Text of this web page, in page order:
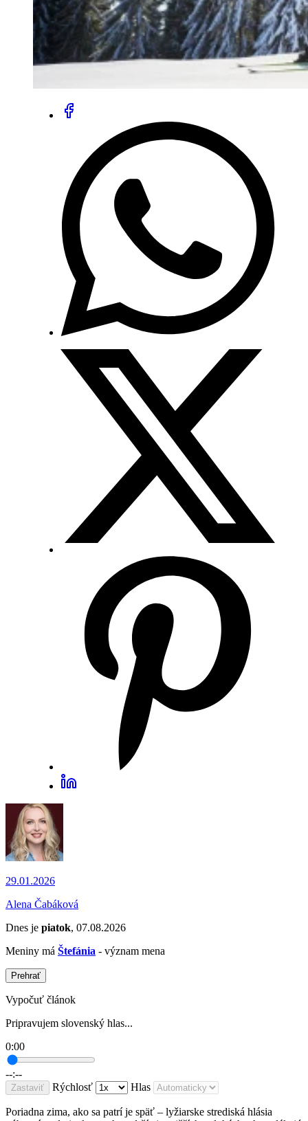
29.01.2026
Alena Čabáková
Dnes je piatok, 07.08.2026
Meniny má Štefánia - význam mena
Prehrať
Vypočuť článok
Pripravujem slovenský hlas...
0:00
--:--
Zastaviť Rýchlosť Hlas
Poriadna zima, ako sa patrí je späť – lyžiarske strediská hlásia